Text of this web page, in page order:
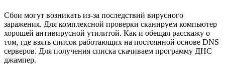
Сбои могут возникать из-за последствий вирусного
заражения. Для комплексной проверки сканируем компьютер
хорошей антивирусной утилитой. Как и обещал расскажу о
том, где взять список работающих на постоянной основе DNS
серверов. Для получения списка скачиваем программу ДНС
джампер.